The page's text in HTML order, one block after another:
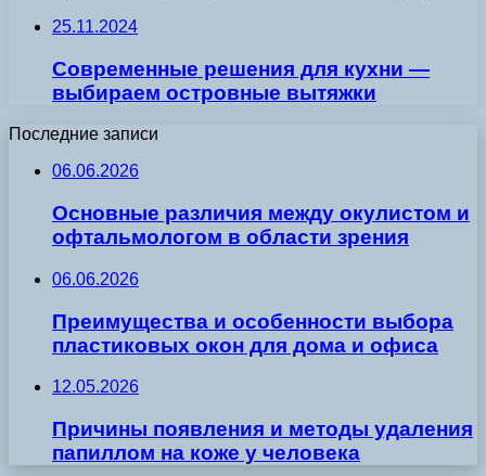
25.11.2024
Современные решения для кухни —
выбираем островные вытяжки
Последние записи
06.06.2026
Основные различия между окулистом и
офтальмологом в области зрения
06.06.2026
Преимущества и особенности выбора
пластиковых окон для дома и офиса
12.05.2026
Причины появления и методы удаления
папиллом на коже у человека